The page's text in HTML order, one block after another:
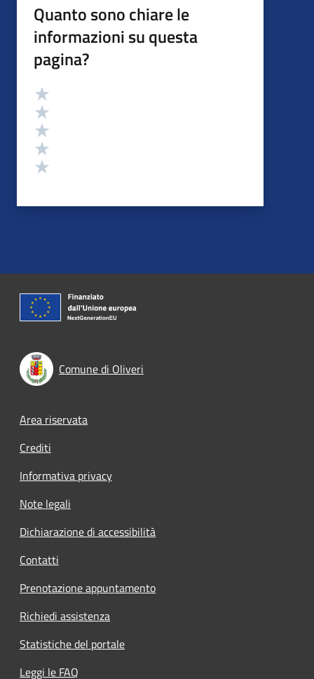
Quanto sono chiare le
informazioni su questa
pagina?
Valutazione
Comune di Oliveri
Footer menu
Area riservata
Crediti
Informativa privacy
Note legali
Dichiarazione di accessibilità
Contatti
Prenotazione appuntamento
Richiedi assistenza
Statistiche del portale
Leggi le FAQ